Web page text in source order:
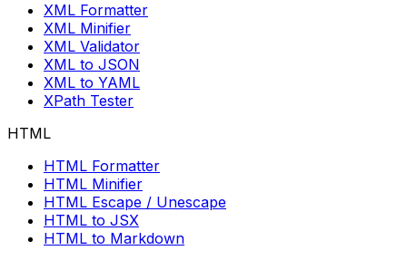
XML Formatter
XML Minifier
XML Validator
XML to JSON
XML to YAML
XPath Tester
HTML
HTML Formatter
HTML Minifier
HTML Escape / Unescape
HTML to JSX
HTML to Markdown